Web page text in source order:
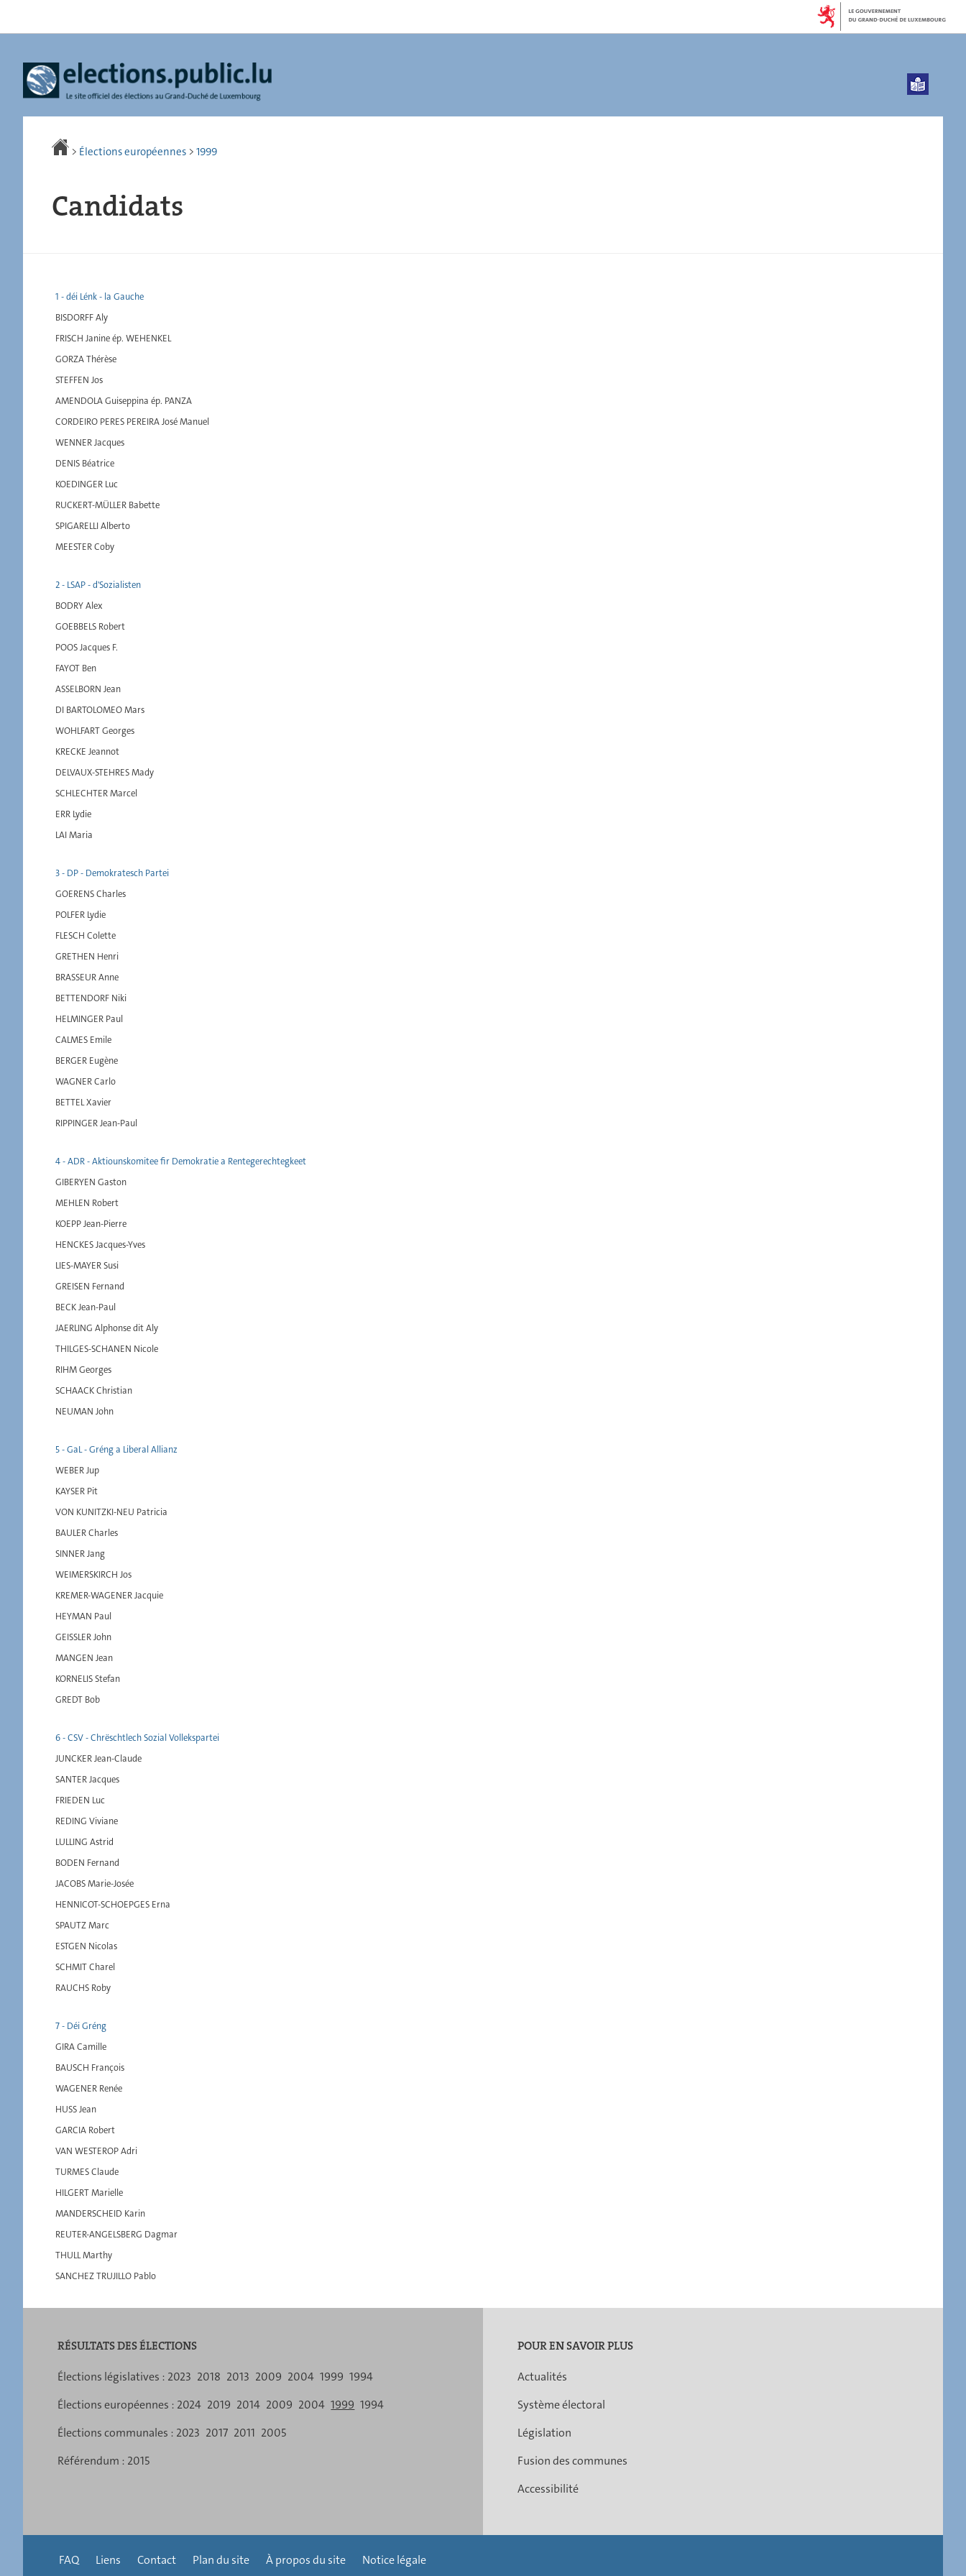
navigation
> Élections européennes > 1999
Candidats
1 - déi Lénk - la Gauche
BISDORFF Aly
FRISCH Janine ép. WEHENKEL
GORZA Thérèse
STEFFEN Jos
AMENDOLA Guiseppina ép. PANZA
CORDEIRO PERES PEREIRA José Manuel
WENNER Jacques
DENIS Béatrice
KOEDINGER Luc
RUCKERT-MÜLLER Babette
SPIGARELLI Alberto
MEESTER Coby
2 - LSAP - d'Sozialisten
BODRY Alex
GOEBBELS Robert
POOS Jacques F.
FAYOT Ben
ASSELBORN Jean
DI BARTOLOMEO Mars
WOHLFART Georges
KRECKE Jeannot
DELVAUX-STEHRES Mady
SCHLECHTER Marcel
ERR Lydie
LAI Maria
3 - DP - Demokratesch Partei
GOERENS Charles
POLFER Lydie
FLESCH Colette
GRETHEN Henri
BRASSEUR Anne
BETTENDORF Niki
HELMINGER Paul
CALMES Emile
BERGER Eugène
WAGNER Carlo
BETTEL Xavier
RIPPINGER Jean-Paul
4 - ADR - Aktiounskomitee fir Demokratie a Rentegerechtegkeet
GIBERYEN Gaston
MEHLEN Robert
KOEPP Jean-Pierre
HENCKES Jacques-Yves
LIES-MAYER Susi
GREISEN Fernand
BECK Jean-Paul
JAERLING Alphonse dit Aly
THILGES-SCHANEN Nicole
RIHM Georges
SCHAACK Christian
NEUMAN John
5 - GaL - Gréng a Liberal Allianz
WEBER Jup
KAYSER Pit
VON KUNITZKI-NEU Patricia
BAULER Charles
SINNER Jang
WEIMERSKIRCH Jos
KREMER-WAGENER Jacquie
HEYMAN Paul
GEISSLER John
MANGEN Jean
KORNELIS Stefan
GREDT Bob
6 - CSV - Chrëschtlech Sozial Vollekspartei
JUNCKER Jean-Claude
SANTER Jacques
FRIEDEN Luc
REDING Viviane
LULLING Astrid
BODEN Fernand
JACOBS Marie-Josée
HENNICOT-SCHOEPGES Erna
SPAUTZ Marc
ESTGEN Nicolas
SCHMIT Charel
RAUCHS Roby
7 - Déi Gréng
GIRA Camille
BAUSCH François
WAGENER Renée
HUSS Jean
GARCIA Robert
VAN WESTEROP Adri
TURMES Claude
HILGERT Marielle
MANDERSCHEID Karin
REUTER-ANGELSBERG Dagmar
THULL Marthy
SANCHEZ TRUJILLO Pablo
Menu
navigation
RÉSULTATS DES ÉLECTIONS
Élections législatives : 2023 2018 2013 2009 2004 1999 1994
Élections européennes : 2024 2019 2014 2009 2004 1999 1994
Élections communales : 2023 2017 2011 2005
Référendum : 2015
POUR EN SAVOIR PLUS
Actualités
Système électoral
Législation
Fusion des communes
Accessibilité
FAQ Liens Contact Plan du site À propos du site Notice légale